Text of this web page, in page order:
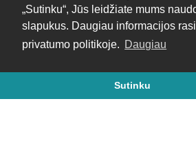
„Sutinku“, Jūs leidžiate mums
slapukus. Daugiau informacijos
privatumo politikoje. Daugiau
Sutinku
Rašyti atsakymą...